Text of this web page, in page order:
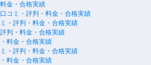
金・合格実績
コミ・評判・料金・合格実績
・評判・料金・合格実績
判・料金・合格実績
料金・合格実績
・評判・料金・合格実績
料金・合格実績